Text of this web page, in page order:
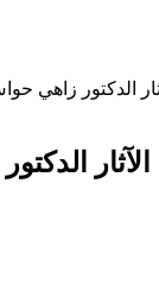
الدكتور زاهي